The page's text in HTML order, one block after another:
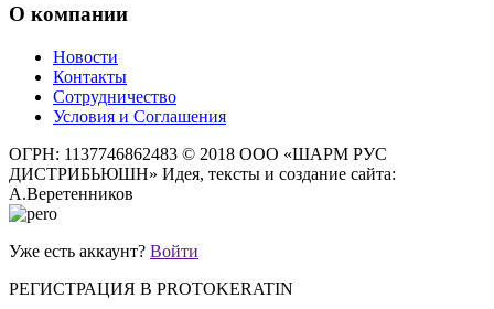
О компании
Новости
Контакты
Сотрудничество
Условия и Соглашения
ОГРН: 1137746862483 © 2018 ООО «ШАРМ РУС
ДИСТРИБЬЮШН» Идея, тексты и создание сайта:
А.Веретенников
Уже есть аккаунт? Войти
РЕГИСТРАЦИЯ В PROTOKERATIN